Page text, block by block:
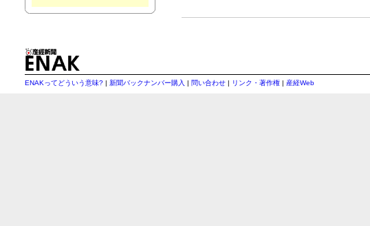
ENAKってどういう意味? | 新聞バックナンバー購入 | 問い合わせ | リンク・著作権 | 産経Web